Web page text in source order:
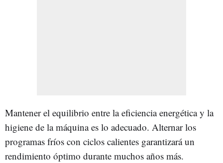
Mantener el equilibrio entre la eficiencia energética y la
higiene de la máquina es lo adecuado. Alternar los
programas fríos con ciclos calientes garantizará un
rendimiento óptimo durante muchos años más.